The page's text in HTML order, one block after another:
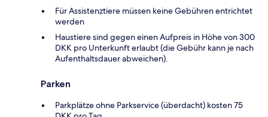
Für Assistenztiere müssen keine Gebühren entrichtet
werden
Haustiere sind gegen einen Aufpreis in Höhe von 300
DKK pro Unterkunft erlaubt (die Gebühr kann je nach
Aufenthaltsdauer abweichen).
Parken
Parkplätze ohne Parkservice (überdacht) kosten 75